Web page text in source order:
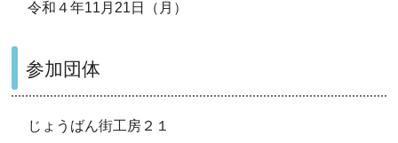
令和４年11月21日（月）
参加団体
じょうばん街工房２１